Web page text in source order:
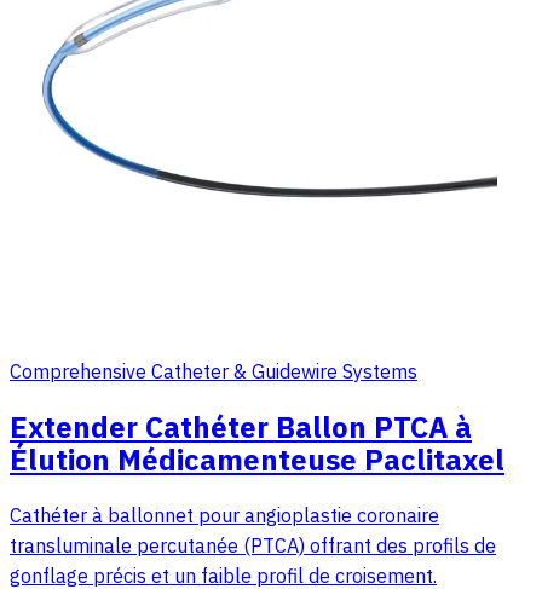
Comprehensive Catheter & Guidewire Systems
Extender Cathéter Ballon PTCA à
Élution Médicamenteuse Paclitaxel
Cathéter à ballonnet pour angioplastie coronaire
transluminale percutanée (PTCA) offrant des profils de
gonflage précis et un faible profil de croisement.